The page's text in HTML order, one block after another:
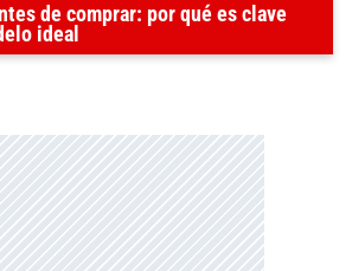
de comprar: por qué es clave
ideal